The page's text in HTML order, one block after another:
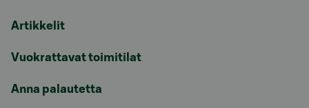
Artikkelit
Vuokrattavat toimitilat
Anna palautetta